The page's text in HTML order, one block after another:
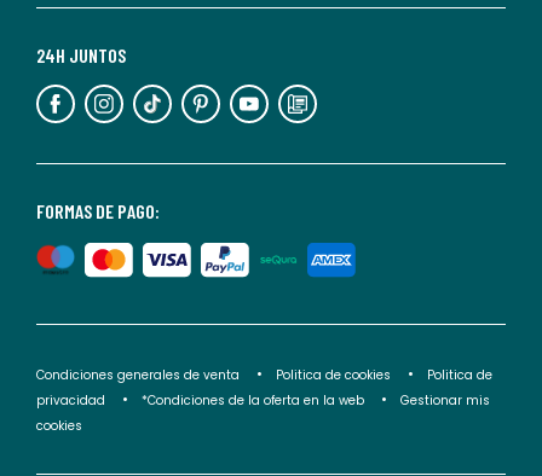
Para
información,
puedes
de
privacidad</2>.
FORMAS DE PAGO:
24H JUNTOS
Condiciones generales de venta Politica de cookies
Politica de
privacidad
*Condiciones de la oferta en la web
Gestionar mis
cookies